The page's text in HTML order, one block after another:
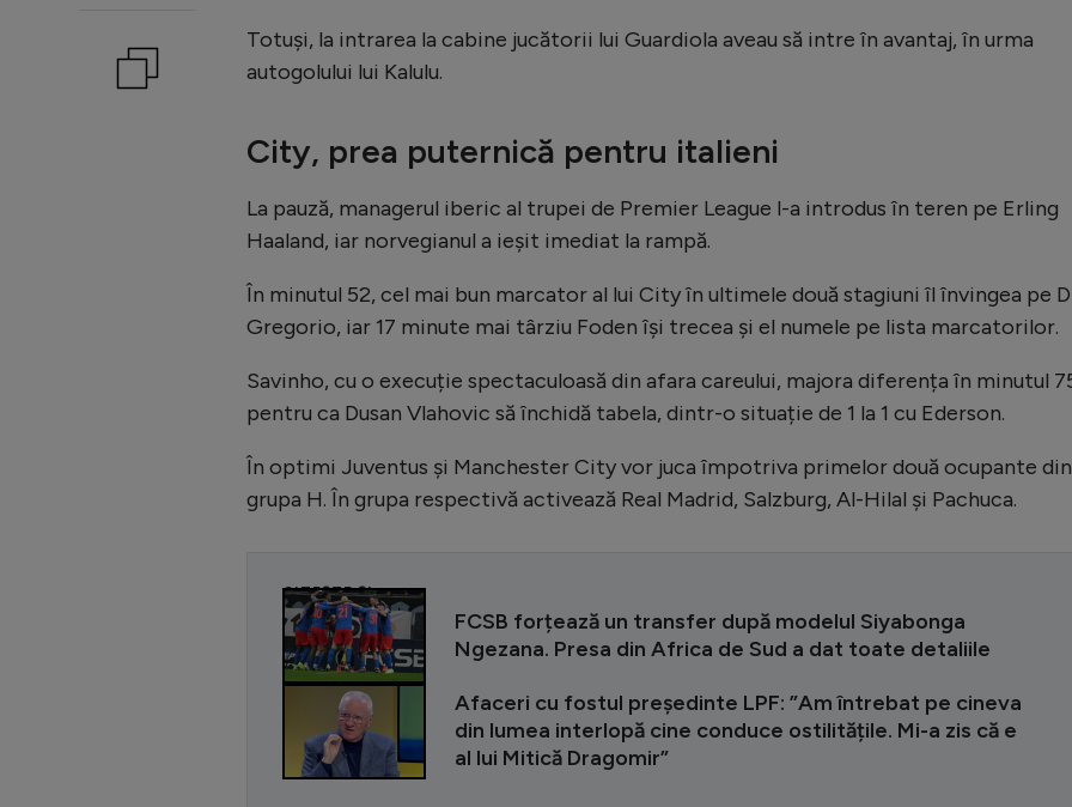
Totuși, la intrarea la cabine jucătorii lui Guardiola aveau să intre în avantaj, în urma
autogolului lui Kalulu.
City, prea puternică pentru italieni
La pauză, managerul iberic al trupei de Premier League l-a introdus în teren pe Erling
Haaland, iar norvegianul a ieșit imediat la rampă.
În minutul 52, cel mai bun marcator al lui City în ultimele două stagiuni îl învingea pe
Gregorio, iar 17 minute mai târziu Foden își trecea și el numele pe lista marcatorilor.
Savinho, cu o execuție spectaculoasă din afara careului, majora diferența în minutul
pentru ca Dusan Vlahovic să închidă tabela, dintr-o situație de 1 la 1 cu Ederson.
În optimi Juventus și Manchester City vor juca împotriva primelor două ocupante din
grupa H. În grupa respectivă activează Real Madrid, Salzburg, Al-Hilal și Pachuca.
CITEȘTE ȘI
FCSB forțează un transfer după modelul Siyabonga
Ngezana. Presa din Africa de Sud a dat toate detaliile
Afaceri cu fostul președinte LPF: ”Am întrebat pe cineva
din lumea interlopă cine conduce ostilitățile. Mi-a zis că e
al lui Mitică Dragomir”